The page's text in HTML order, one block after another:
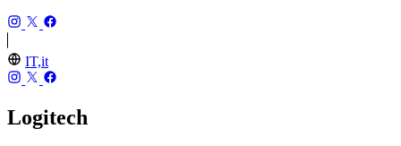
IT,it
Logitech